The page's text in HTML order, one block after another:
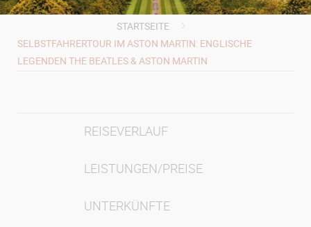
STARTSEITE
SELBSTFAHRERTOUR IM ASTON MARTIN: ENGLISCHE
LEGENDEN THE BEATLES & ASTON MARTIN
REISEVERLAUF
LEISTUNGEN/PREISE
UNTERKÜNFTE